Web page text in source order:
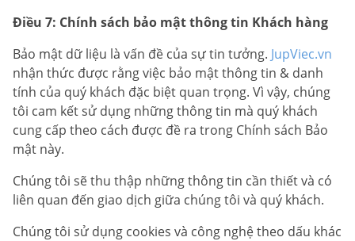
Điều 7: Chính sách bảo mật thông tin Khách hàng
Bảo mật dữ liệu là vấn đề của sự tin tưởng. JupViec.vn
nhận thức được rằng việc bảo mật thông tin & danh
tính của quý khách đặc biệt quan trọng. Vì vậy, chúng
tôi cam kết sử dụng những thông tin mà quý khách
cung cấp theo cách được đề ra trong Chính sách Bảo
mật này.
Chúng tôi sẽ thu thập những thông tin cần thiết và có
liên quan đến giao dịch giữa chúng tôi và quý khách.
Chúng tôi sử dụng cookies và công nghệ theo dấu khác